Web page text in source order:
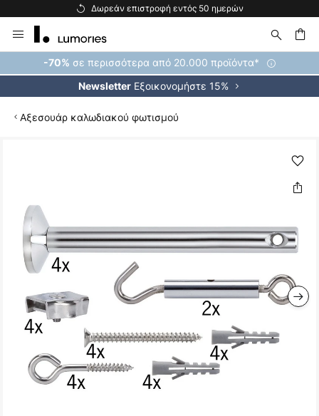
Δωρεάν επιστροφή εντός 50 ημερών
Μετάβαση
στο
περιεχόμενο
-70% σε περισσότερα από 20.000 προϊόντα*
Newsletter Εξοικονομήστε 15%
Αξεσουάρ καλωδιακού φωτισμού
συλλογής
εικόνων